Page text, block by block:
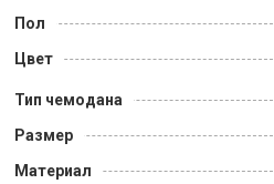
Пол
Цвет
Тип чемодана
Размер
Материал